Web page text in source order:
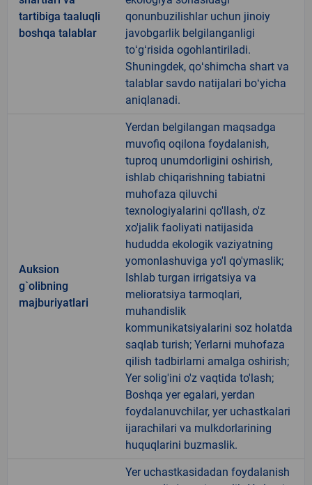
tartibiga taaluqli
boshqa talablar
qonunbuzilishlar uchun jinoiy
javobgarlik belgilanganligi
toʻgʻrisida ogohlantiriladi.
Shuningdek, qoʻshimcha shart va
talablar savdo natijalari boʻyicha
aniqlanadi.
Auksion
g`olibning
majburiyatlari
Yerdan belgilangan maqsadga
muvofiq oqilona foydalanish,
tuproq unumdorligini oshirish,
ishlab chiqarishning tabiatni
muhofaza qiluvchi
texnologiyalarini qo'llash, o'z
xo'jalik faoliyati natijasida
hududda ekologik vaziyatning
yomonlashuviga yo'l qo'ymaslik;
Ishlab turgan irrigatsiya va
melioratsiya tarmoqlari,
muhandislik
kommunikatsiyalarini soz holatda
saqlab turish; Yerlarni muhofaza
qilish tadbirlarni amalga oshirish;
Yer solig'ini o'z vaqtida to'lash;
Boshqa yer egalari, yerdan
foydalanuvchilar, yer uchastkalari
ijarachilari va mulkdorlarining
huquqlarini buzmaslik.
Yer uchastkasidadan foydalanish